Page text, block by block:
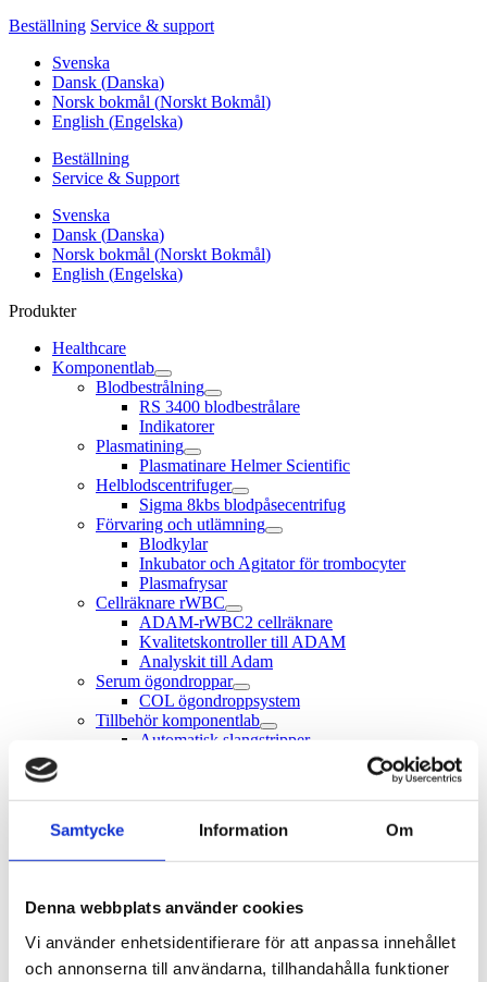
Samtycke Information Om
Denna webbplats använder cookies
Vi använder enhetsidentifierare för att anpassa innehållet
och annonserna till användarna, tillhandahålla funktioner
Beställning Service & support
Svenska
Dansk (Danska)
Norsk bokmål (Norskt Bokmål)
English (Engelska)
Beställning
Service & Support
Svenska
Dansk (Danska)
Norsk bokmål (Norskt Bokmål)
English (Engelska)
Produkter
Healthcare
Komponentlab
Blodbestrålning
RS 3400 blodbestrålare
Indikatorer
Plasmatining
Plasmatinare Helmer Scientific
Helblodscentrifuger
Sigma 8kbs blodpåsecentrifug
Förvaring och utlämning
Blodkylar
Inkubator och Agitator för trombocyter
Plasmafrysar
Cellräknare rWBC
ADAM-rWBC2 cellräknare
Kvalitetskontroller till ADAM
Analyskit till Adam
Serum ögondroppar
COL ögondroppsystem
Tillbehör komponentlab
Automatisk slangstripper
Immunohematologi
Analyssystem
Banjo ID-Reader
Celltvätt DiaCent CW
Incubator
ABO RhD bestämning